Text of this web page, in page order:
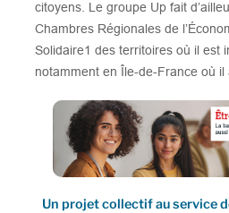
citoyens. Le groupe Up fait
Chambres Régionales de
Solidaire1 des territoires où il est
notamment en Île-de-France où il
Un projet collectif au service